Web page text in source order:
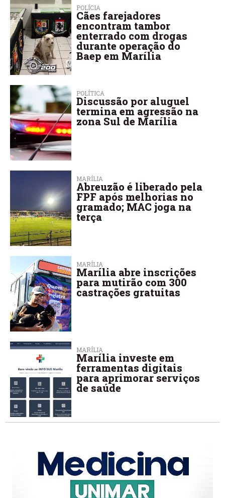
POLÍCIA
Cães farejadores
encontram tambor
enterrado com drogas
durante operação do
Baep em Marília
POLÍTICA
Discussão por aluguel
termina em agressão na
zona Sul de Marília
MARÍLIA
Abreuzão é liberado pela
FPF após melhorias no
gramado; MAC joga na
terça
MARÍLIA
Marília abre inscrições
para mutirão com 300
castrações gratuitas
MARÍLIA
Marília investe em
ferramentas digitais
para aprimorar serviços
de saúde